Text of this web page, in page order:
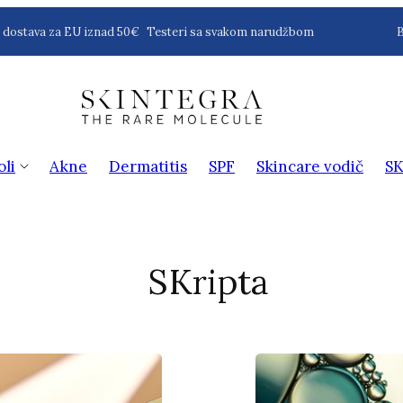
za EU iznad 50€ Testeri sa svakom narudžbom
Akne Dermatitis SPF Skincare vodič
SKripta